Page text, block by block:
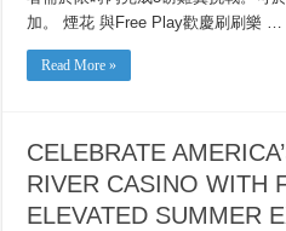
的
抽
大
放
送
加。 煙花 與Free Play歡慶刷刷樂 …
Read More »
CELEBRATE
RIVER CASINO WITH
ELEVATED SUMMER